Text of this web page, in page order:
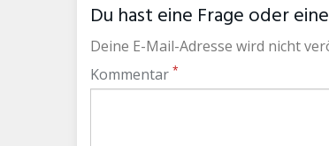
Du hast eine Frage oder
Deine E-Mail-Adresse wird nicht
Kommentar *